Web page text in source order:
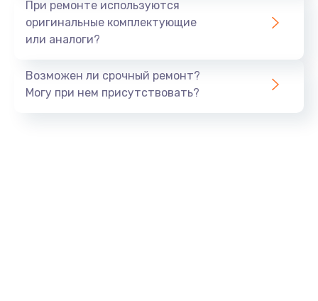
При ремонте используются
оригинальные комплектующие
или аналоги?
Возможен ли срочный ремонт?
Могу при нем присутствовать?